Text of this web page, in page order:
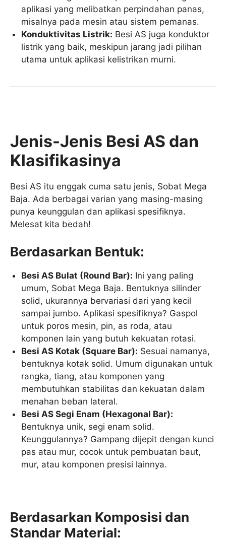
aplikasi yang melibatkan perpindahan panas,
misalnya pada mesin atau sistem pemanas.
Konduktivitas Listrik: Besi AS juga konduktor
listrik yang baik, meskipun jarang jadi pilihan
utama untuk aplikasi kelistrikan murni.
Jenis-Jenis Besi AS dan
Klasifikasinya
Besi AS itu enggak cuma satu jenis, Sobat Mega
Baja. Ada berbagai varian yang masing-masing
punya keunggulan dan aplikasi spesifiknya.
Melesat kita bedah!
Berdasarkan Bentuk:
Besi AS Bulat (Round Bar): Ini yang paling
umum, Sobat Mega Baja. Bentuknya silinder
solid, ukurannya bervariasi dari yang kecil
sampai jumbo. Aplikasi spesifiknya? Gaspol
untuk poros mesin, pin, as roda, atau
komponen lain yang butuh kekuatan rotasi.
Besi AS Kotak (Square Bar): Sesuai namanya,
bentuknya kotak solid. Umum digunakan untuk
rangka, tiang, atau komponen yang
membutuhkan stabilitas dan kekuatan dalam
menahan beban lateral.
Besi AS Segi Enam (Hexagonal Bar):
Bentuknya unik, segi enam solid.
Keunggulannya? Gampang dijepit dengan kunci
pas atau mur, cocok untuk pembuatan baut,
mur, atau komponen presisi lainnya.
Berdasarkan Komposisi dan
Standar Material: